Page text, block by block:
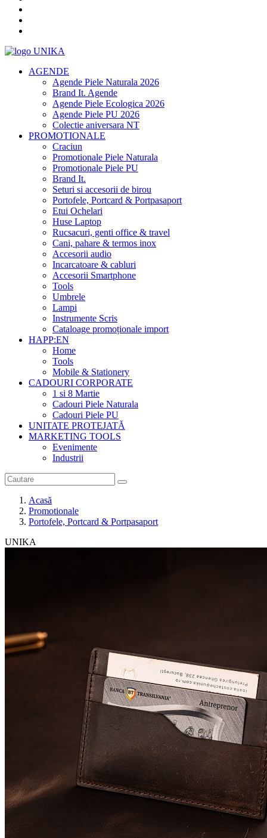
AGENDE
Agende Piele Naturala 2026
Brand It. Agende
Agende Piele Ecologica 2026
Agende Piele PU 2026
Colectie aniversara NT
PROMOTIONALE
Craciun
Promotionale Piele Naturala
Promotionale Piele PU
Brand It.
Seturi si accesorii de birou
Portofele, Portcard & Portpasaport
Etui Ochelari
Huse Laptop
Rucsacuri, genti office & travel
Cani, pahare & termos inox
Accesorii audio
Incarcatoare & cabluri
Accesorii Smartphone
Tools
Umbrele
Lampi
Instrumente Scris
Cataloage promoționale import
HAPP:EN
Home
Tools
Mobile & Stationery
CADOURI CORPORATE
1 si 8 Martie
Cadouri Piele Naturala
Cadouri Piele PU
UNITATE PROTEJATĂ
MARKETING TOOLS
Evenimente
Industrii
Acasă
Promotionale
Portofele, Portcard & Portpasaport
UNIKA